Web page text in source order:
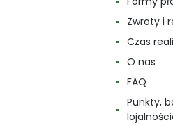
Zwroty i
Czas
O nas
FAQ
Punkty,